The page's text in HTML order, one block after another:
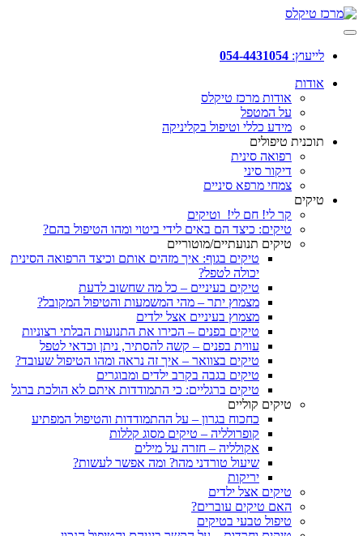
לייעוץ: 054-4431054
אודות
אודות מרכז טיקלס
על המטפל
מידע כללי וטיפול בקליניקה
תוכנית טיפולים
רפואה סינית
דיקור סיני
צמחי מרפא סיניים
טיקים
קר לי! חם לי! וטיקים
טיקים: כיצד הם באים לידי ביטוי ומהו הטיפול בהם?
טיקים תנועתיים/מוטוריים
טיקים בגוף: איך מזהים אותם וכיצד הרפואה הסינית
יכולה לטפל?
טיקים בעיניים – כל מה שחשוב לדעת
מצמוץ יתר – מהי המשמעות והטיפול המקובל?
מצמוץ בעיניים אצל ילדים
טיקים בפנים – הכירו את התנועות הבלתי רצוניות
עווית בפנים – קשה להסתיר, ניתן וכדאי לטפל
טיקים בצוואר – איך זה נראה ומהו הטיפול שעובד?
טיקים בגבה בקרב ילדים ומבוגרים
טיקים ברגליים: כי התמודדות איתם לא הולכת ברגל
טיקים קוליים
כחכוח בגרון – על ההתמודדות והטיפול המפתיע
קופרולליה – טיקים מסוג קללות
אקולליה – חזרה על מילים
שיעול טורדני מהו? ומה אפשר לעשות?
יריקות
טיקים אצל ילדים
האם טיקים עוברים?
טיפול טבעי בטיקים